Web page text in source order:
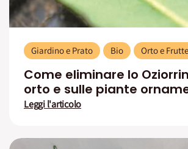
Giardino e Prato Bio Orto e
Come eliminare lo
orto e sulle piante
Leggi l'articolo